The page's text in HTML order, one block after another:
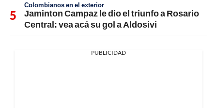
Colombianos en el exterior
Jaminton Campaz le dio el triunfo a Rosario
Central: vea acá su gol a Aldosivi
PUBLICIDAD